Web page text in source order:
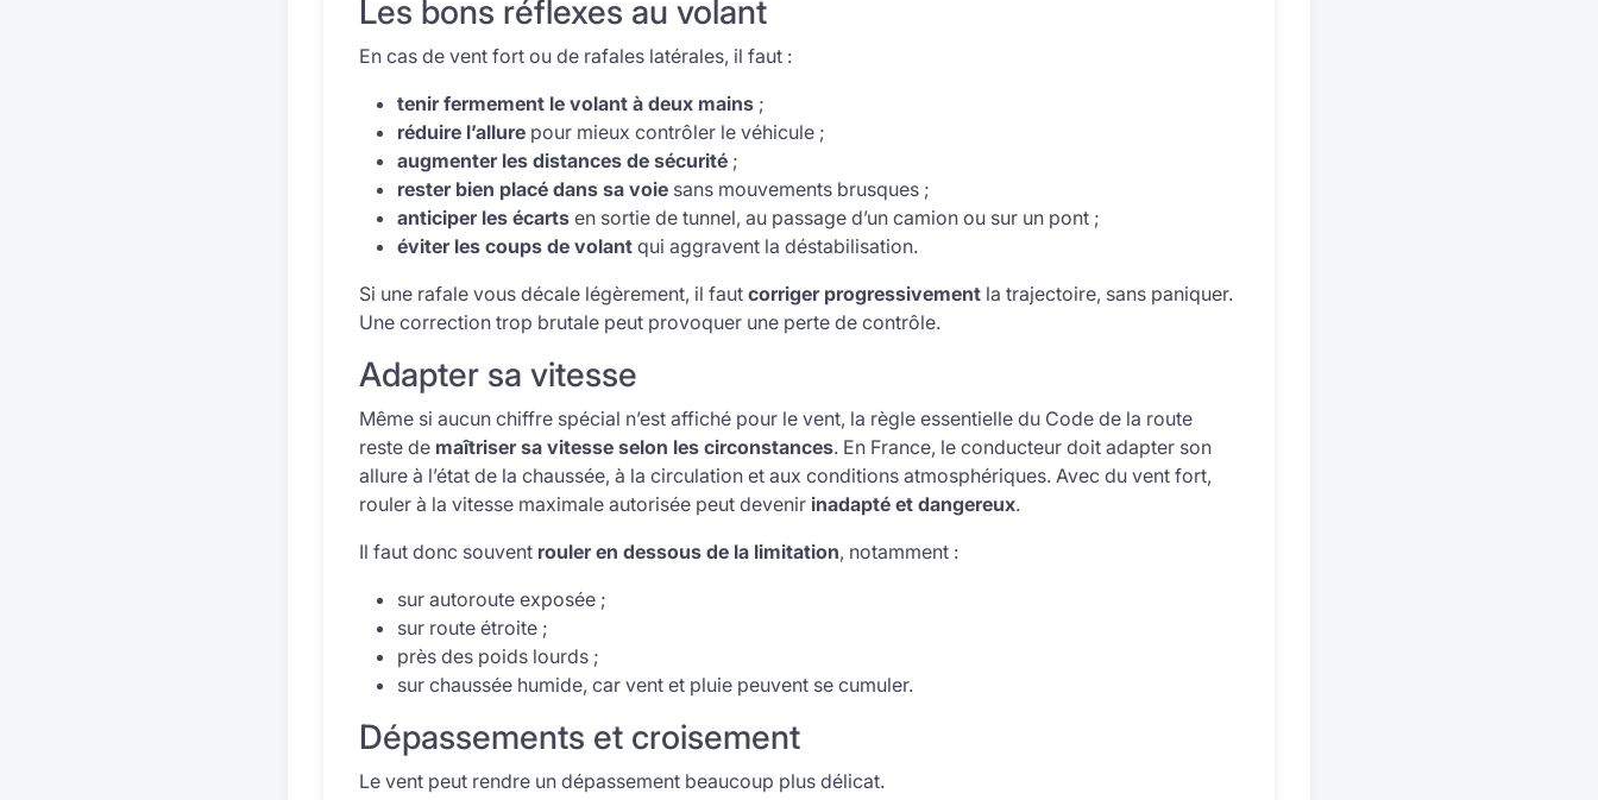
Les bons réflexes au volant
En cas de vent fort ou de rafales latérales, il faut :
tenir fermement le volant à deux mains ;
réduire l’allure pour mieux contrôler le véhicule ;
augmenter les distances de sécurité ;
rester bien placé dans sa voie sans mouvements brusques ;
anticiper les écarts en sortie de tunnel, au passage d’un camion ou sur un pont ;
éviter les coups de volant qui aggravent la déstabilisation.
Si une rafale vous décale légèrement, il faut corriger progressivement la trajectoire, sans paniquer.
Une correction trop brutale peut provoquer une perte de contrôle.
Adapter sa vitesse
Même si aucun chiffre spécial n’est affiché pour le vent, la règle essentielle du Code de la route
reste de maîtriser sa vitesse selon les circonstances. En France, le conducteur doit adapter son
allure à l’état de la chaussée, à la circulation et aux conditions atmosphériques. Avec du vent fort,
rouler à la vitesse maximale autorisée peut devenir inadapté et dangereux.
Il faut donc souvent rouler en dessous de la limitation, notamment :
sur autoroute exposée ;
sur route étroite ;
près des poids lourds ;
sur chaussée humide, car vent et pluie peuvent se cumuler.
Dépassements et croisement
Le vent peut rendre un dépassement beaucoup plus délicat.